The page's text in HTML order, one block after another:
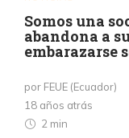
Somos una
abandona a
embarazarse
por FEUE (Ecuador)
18 años atrás
2 min